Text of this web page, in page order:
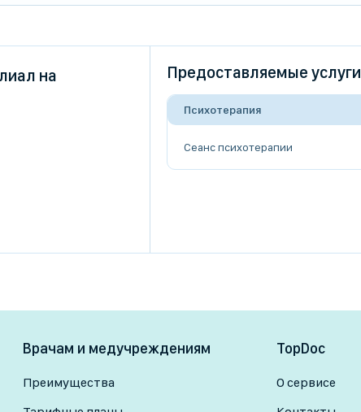
на
Предоставляемые услуги
Психотерапия
Сеанс психотерапии
Врачам и медучреждениям
Преимущества
TopDoc
О сервисе